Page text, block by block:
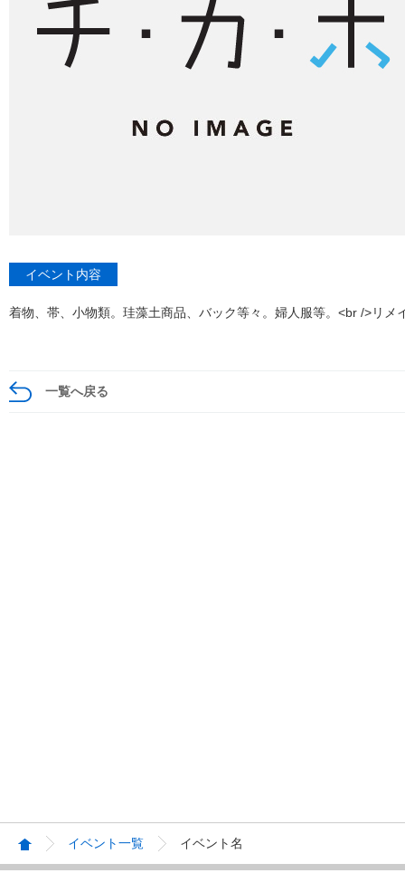
イベント内容
着物、帯、小物類。珪藻土商品、バック等々。婦人服等。<br />リメ
一覧へ戻る
イベント一覧 イベント名